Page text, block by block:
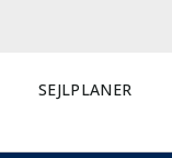
SEJLPLANER